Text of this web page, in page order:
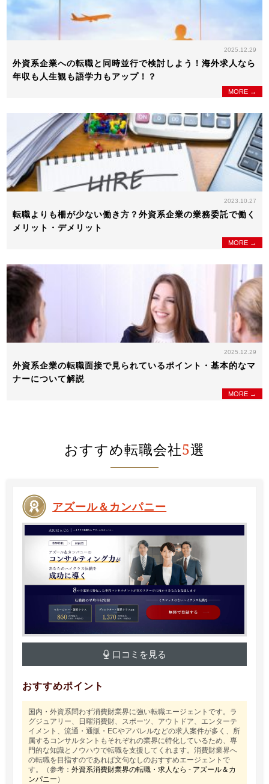
2025.12.29
外資系企業への転職と同時並行で検討しよう！海外求人なら
年収も人生観も語学力もアップ！？
MORE →
2023.10.27
転職よりも柵が少ない働き方？外資系企業の業務委託で働く
メリット・デメリット
MORE →
2025.12.29
外資系企業の転職面接で見られているポイント・基本的なマ
ナーについて解説
MORE →
おすすめ転職会社5選
アズール＆カンパニー
口コミを見る
おすすめポイント
国内・外資系問わず消費財業界に強い転職エージェントです。ラ
グジュアリー、日曜消費財、スポーツ、アウトドア、エンターテ
イメント、流通・通販・ECやアパレルなどの求人案件が多く、所
属するコンサルタントもそれぞれの業界に特化しているため、専
門的な知識とノウハウで転職を支援してくれます。消費財業界へ
の転職を目指すのであれば文句なしのおすすめエージェントで
す。（参考：外資系消費財業界の転職・求人なら - アズール＆カ
ンパニー ）